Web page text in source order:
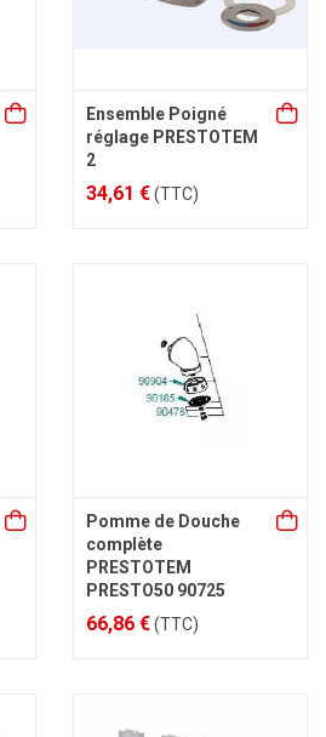
Ensemble Poigné
réglage PRESTOTEM
2
34,61 €(TTC)
Pomme de Douche
complète
PRESTOTEM
PRESTO50 90725
66,86 €(TTC)